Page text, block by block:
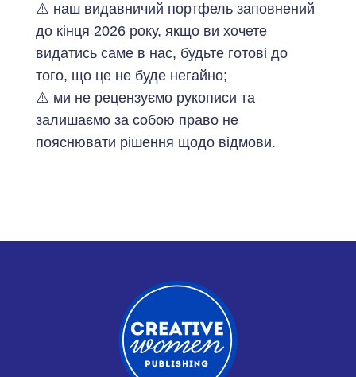
⚠️ наш видавничий портфель заповнений
до кінця 2026 року, якщо ви хочете
видатись саме в нас, будьте готові до
того, що це не буде негайно;
⚠️ ми не рецензуємо рукописи та
залишаємо за собою право не
пояснювати рішення щодо відмови.